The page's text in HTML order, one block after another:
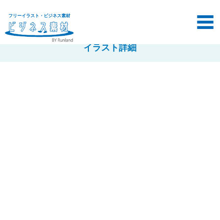
フリーイラスト・ビジネス素材
イラスト詳細